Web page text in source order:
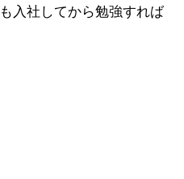
入社してから勉強すれば